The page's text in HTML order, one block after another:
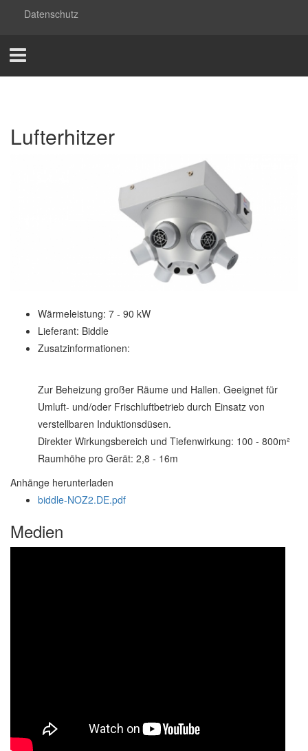
Datenschutz
Lufterhitzer
Wärmeleistung: 7 - 90 kW
Lieferant: Biddle
Zusatzinformationen:
Zur Beheizung großer Räume und Hallen. Geeignet für
Umluft- und/oder Frischluftbetrieb durch Einsatz von
verstellbaren Induktionsdüsen.
Direkter Wirkungsbereich und Tiefenwirkung: 100 - 800m²
Raumhöhe pro Gerät: 2,8 - 16m
Anhänge herunterladen
biddle-NOZ2.DE.pdf
Medien